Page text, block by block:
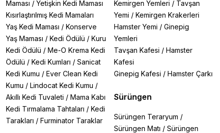
Maması / Yetişkin Kedi Maması
Kısırlaştırılmış Kedi Mamaları
Yaş Kedi Maması / Konserve
Yaş Maması / Kedi Ödülü / Kuru
Kedi Ödülü / Me-O Krema Kedi
Ödülü / Kedi Kumları / Sanicat
Kedi Kumu / Ever Clean Kedi
Kumu / Lindocat Kedi Kumu /
Akıllı Kedi Tuvaleti / Mama Kabı
Kedi Tırmalama Tahtaları / Kedi
Tarakları / Furminator Taraklar
Kemirgen Yemleri / Tavşan
Yemi / Kemirgen Krakerleri
Hamster Yemi / Ginepig
Yemleri
Tavşan Kafesi / Hamster
Kafesi
Ginepig Kafesi / Hamster Çarkı
Sürüngen
Sürüngen Teraryum /
Sürüngen Matı / Sürüngen